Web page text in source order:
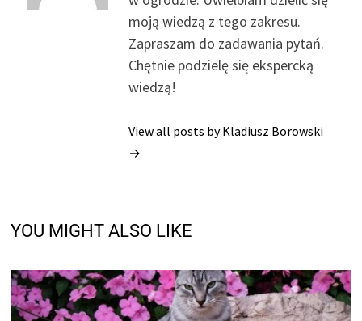
moją wiedzą z tego zakresu.
Zapraszam do zadawania pytań.
Chętnie podzielę się ekspercką
wiedzą!
View all posts by Kladiusz Borowski
→
YOU MIGHT ALSO LIKE